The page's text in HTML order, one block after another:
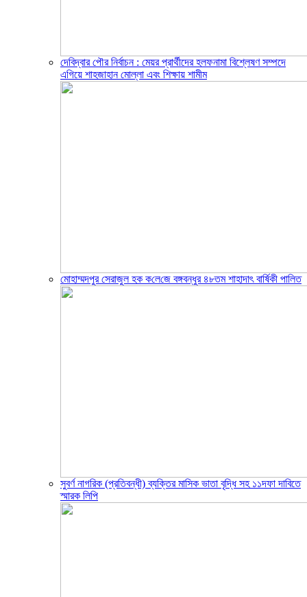
দেবিদ্বার পৌর নির্বাচন : মেয়র প্রার্থীদের হলফনামা বিশ্লেষণ সম্পদে
এগিয়ে শাহজাহান মোল্লা এবং শিক্ষায় শামীম
মোহাম্মদপুর সেরাজুল হক ক‌লে‌জে বঙ্গবন্ধুর ৪৮তম শাহাদাৎ বা‌র্ষিকী পা‌লিত
সুবর্ণ নাগরিক (প্রতিবন্ধী) ব্যক্তির মাসিক ভাতা বৃদ্ধি সহ ১১দফা দাবিতে
স্মারক লিপি